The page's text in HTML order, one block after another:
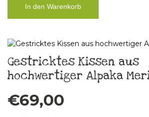
In den Warenkorb
Gestricktes Kissen aus
hochwertiger Alpaka
€69,00